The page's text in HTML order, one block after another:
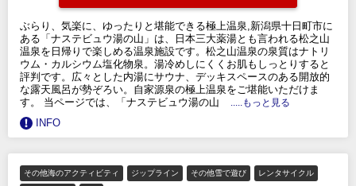
ぶらり、気楽に、ゆったりと堪能できる極上温泉,新潟県十日町市に
ある「ナステビュウ湯の山」は、日本三大薬湯とも言われる松之山
温泉を日帰りで楽しめる温泉施設です。松之山温泉の泉質はナトリ
ウム・カルシウム塩化物泉。湯冷めしにくくお肌もしっとりすると
評判です。広々とした内湯にサウナ、デッキスペースのある開放的
な露天風呂が勢ぞろい。自家源泉の極上温泉をご堪能いただけま
す。 当ページでは、「ナステビュウ湯の山
.....もっと見る
INFO
その他海のアクティビティ ジップライン その他雪で遊び レンタサイクル